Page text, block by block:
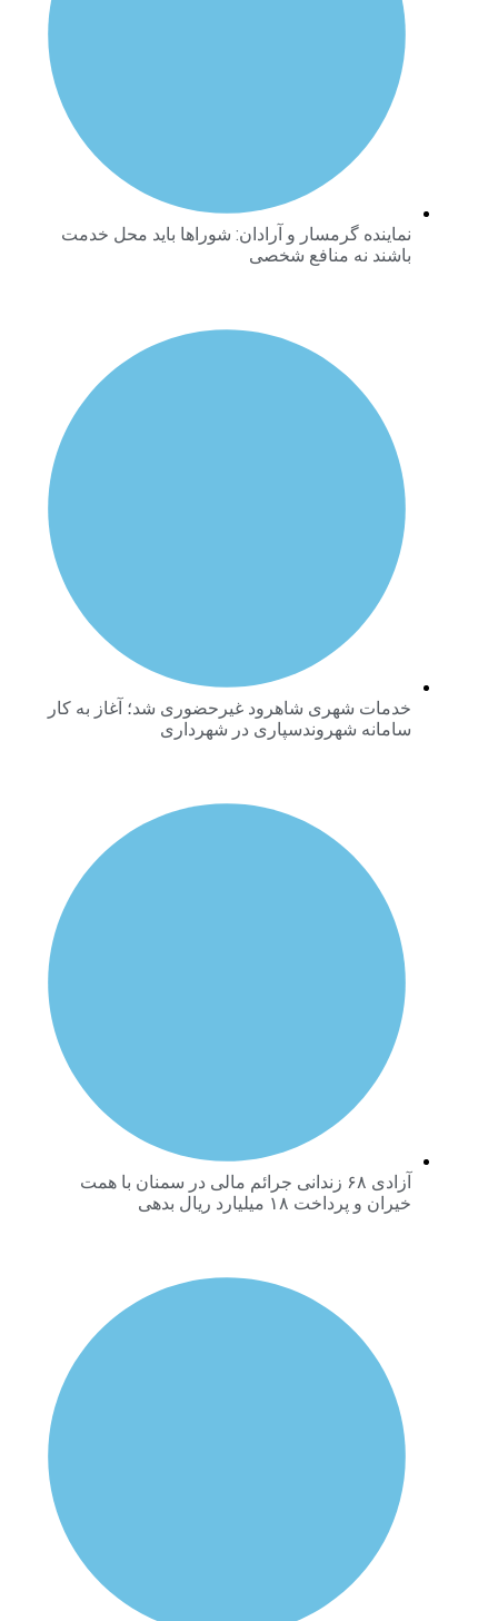
نماینده گرمسار و آرادان: شوراها باید محل خدمت
باشند نه منافع شخصی
خدمات شهری شاهرود غیرحضوری شد؛ آغاز به کار
سامانه شهروندسپاری در شهرداری
آزادی ۶۸ زندانی جرائم مالی در سمنان با همت
خیران و پرداخت ۱۸ میلیارد ریال بدهی